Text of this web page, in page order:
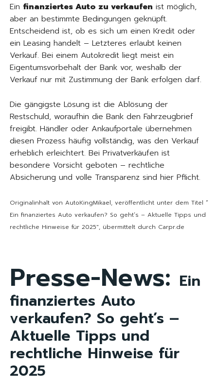
Ein finanziertes Auto zu verkaufen ist möglich,
aber an bestimmte Bedingungen geknüpft.
Entscheidend ist, ob es sich um einen Kredit oder
ein Leasing handelt – Letzteres erlaubt keinen
Verkauf. Bei einem Autokredit liegt meist ein
Eigentumsvorbehalt der Bank vor, weshalb der
Verkauf nur mit Zustimmung der Bank erfolgen darf.
Die gängigste Lösung ist die Ablösung der
Restschuld, woraufhin die Bank den Fahrzeugbrief
freigibt. Händler oder Ankaufportale übernehmen
diesen Prozess häufig vollständig, was den Verkauf
erheblich erleichtert. Bei Privatverkäufen ist
besondere Vorsicht geboten – rechtliche
Absicherung und volle Transparenz sind hier Pflicht.
Originalinhalt von AutoKingMikael, veröffentlicht unter dem Titel “
Ein finanziertes Auto verkaufen? So geht’s – Aktuelle Tipps und
rechtliche Hinweise für 2025″, übermittelt durch Carpr.de
Presse-News: Ein
finanziertes Auto
verkaufen? So geht’s –
Aktuelle Tipps und
rechtliche Hinweise für
2025